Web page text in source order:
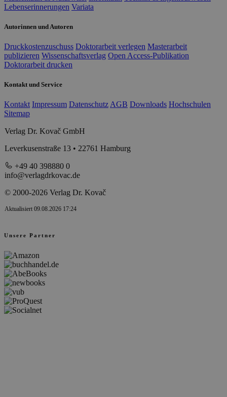
Lebenserinnerungen Variata
Autorinnen und Autoren
Druckkostenzuschuss Doktorarbeit verlegen Masterarbeit
publizieren Wissenschaftsverlag Open Access-Publikation
Doktorarbeit drucken
Kontakt und Service
Kontakt Impressum Datenschutz AGB Downloads Hochschulen
Sitemap
Verlag Dr. Kovač GmbH
Leverkusenstraße 13 • 22761 Hamburg
+49 40 398880 0
info@verlagdrkovac.de
© 2000-2026 Verlag Dr. Kovač
Aktualisiert 09.08.2026 17:24
Unsere Partner